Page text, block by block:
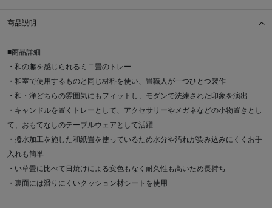
商品説明
■商品詳細
・和の趣を感じられるミニ畳のトレー
・和室で使用するものと同じ材料を使い、畳職人が一つひとつ製作
・和・洋どちらの雰囲気にもフィットし、モダンで洗練された印象を演出
・キャンドルを置くトレーとして、アクセサリーやメガネなどの小物置きとし
て、おもてなしのテーブルウェアとして活躍
・撥水加工を施した和紙畳を使っているため水分や汚れが染み込みにくくお手
入れも簡単
・い草畳に比べて日焼けによる変色もなく耐久性も高いため長持ち
・裏面には滑りにくいクッション材シートを使用